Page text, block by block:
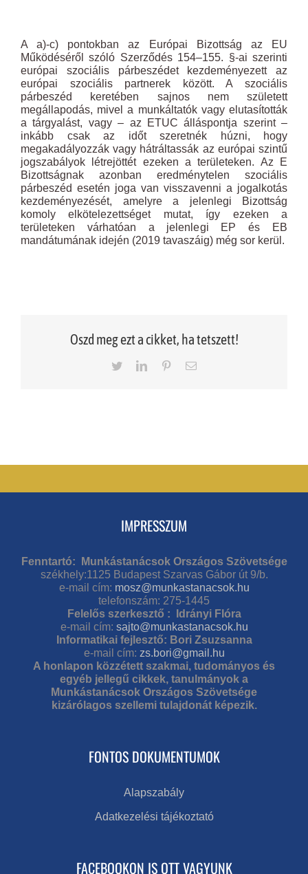
A a)-c) pontokban az Európai Bizottság az EU
Működéséről szóló Szerződés 154–155. §-ai szerinti
európai szociális párbeszédet kezdeményezett az
európai szociális partnerek között. A szociális
párbeszéd keretében sajnos nem született
megállapodás, mivel a munkáltatók vagy elutasították
a tárgyalást, vagy – az ETUC álláspontja szerint –
inkább csak az időt szeretnék húzni, hogy
megakadályozzák vagy hátráltassák az európai szintű
jogszabályok létrejöttét ezeken a területeken. Az E
Bizottságnak azonban eredménytelen szociális
párbeszéd esetén joga van visszavenni a jogalkotás
kezdeményezését, amelyre a jelenlegi Bizottság
komoly elkötelezettséget mutat, így ezeken a
területeken várhatóan a jelenlegi EP és EB
mandátumának idején (2019 tavaszáig) még sor kerül.
Oszd meg ezt a cikket, ha tetszett!
TwitterLinkedInPinterestEmail
IMPRESSZUM
Fenntartó: Munkástanácsok Országos Szövetsége
székhely:1125 Budapest Szarvas Gábor út 9/b.
e-mail cím: mosz@munkastanacsok.hu
telefonszám: 275-1445
Felelős szerkesztő : Idrányi Flóra
e-mail cím: sajto@munkastanacsok.hu
Informatikai fejlesztő: Bori Zsuzsanna
e-mail cím: zs.bori@gmail.hu
A honlapon közzétett szakmai, tudományos és
egyéb jellegű cikkek, tanulmányok a
Munkástanácsok Országos Szövetsége
kizárólagos szellemi tulajdonát képezik.
FONTOS DOKUMENTUMOK
Alapszabály
Adatkezelési tájékoztató
FACEBOOKON IS OTT VAGYUNK